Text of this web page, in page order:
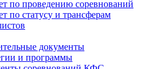
по проведению соревнований
по статусу и трансферам
документы
и программы